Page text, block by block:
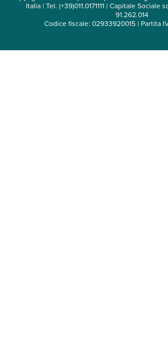
Italia | Tel. (+39)011.0171111 | Capitale
91.262.014
Codice fiscale: 02933920015 | Partita